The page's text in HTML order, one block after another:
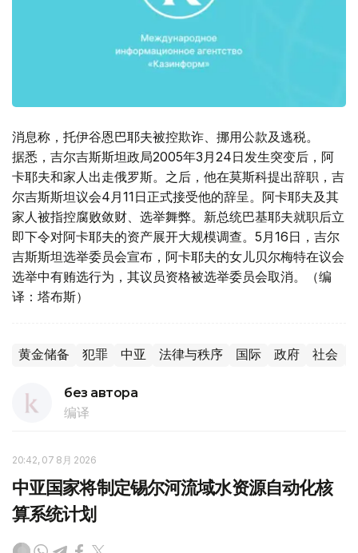
消息称，托伊谷恩巴耶夫被控欺诈、挪用公款及逃税。
据悉，吉尔吉斯斯坦政局2005年3月24日发生突变后，阿
卡耶夫和家人出走俄罗斯。之后，他在莫斯科提出辞职，吉
尔吉斯斯坦议会4月11日正式接受他的辞呈。阿卡耶夫及其
家人被指控腐败敛财、选举舞弊。新总统巴基耶夫就职后立
即下令对阿卡耶夫的资产展开大规模调查。5月16日，吉尔
吉斯斯坦选举委员会宣布，阿卡耶夫的女儿贝尔梅特在议会
选举中有贿选行为，其议员资格被选举委员会取消。（编
译：塔布斯）
黄金储备 犯罪 中亚 法律与秩序 国际 政府 社会
без автора
编译
20:42, 07 8月 2026
中亚国家将制定锡尔河流域水资源自动化核
算系统计划